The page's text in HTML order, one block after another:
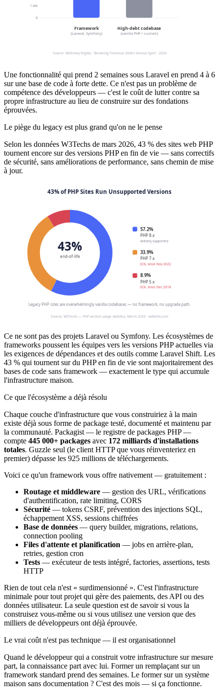
Une fonctionnalité qui prend 2 semaines sous Laravel en prend 4 à 6
sur une base de code à forte dette. Ce n'est pas un problème de
compétence des développeurs — c'est le coût de lutter contre sa
propre infrastructure au lieu de construire sur des fondations
éprouvées.
Le piège du legacy est plus grand qu'on ne le pense
Selon les données W3Techs de mars 2026, 43 % des sites web PHP
tournent encore sur des versions PHP en fin de vie — sans correctifs
de sécurité, sans améliorations de performance, sans chemin de mise
à jour.
Ce ne sont pas des projets Laravel ou Symfony. Les écosystèmes de
frameworks poussent les équipes vers les versions PHP actuelles via
les exigences de dépendances et des outils comme Laravel Shift. Les
43 % qui tournent sur du PHP en fin de vie sont majoritairement des
bases de code sans framework — exactement le type qui accumule
l'infrastructure maison.
Ce que l'écosystème a déjà résolu
Chaque couche d'infrastructure que vous construiriez à la main
existe déjà sous forme de package testé, documenté et maintenu par
la communauté. Packagist — le registre de packages PHP —
compte 445 000+ packages avec 172 milliards d'installations
totales. Guzzle seul (le client HTTP que vous réinventeriez en
premier) dépasse les 925 millions de téléchargements.
Voici ce qu'un framework vous offre nativement — gratuitement :
Routage et middleware — gestion des URL, vérifications
d'authentification, rate limiting, CORS
Sécurité — tokens CSRF, prévention des injections SQL,
échappement XSS, sessions chiffrées
Base de données — query builder, migrations, relations,
connection pooling
Files d'attente et planification — jobs en arrière-plan,
retries, gestion cron
Tests — exécuteur de tests intégré, factories, assertions, tests
HTTP
Rien de tout cela n'est « surdimensionné ». C'est l'infrastructure
minimale pour tout projet qui gère des paiements, des API ou des
données utilisateur. La seule question est de savoir si vous la
construisez vous-même ou si vous utilisez une version que des
milliers de développeurs ont déjà éprouvée.
Le vrai coût n'est pas technique — il est organisationnel
Quand le développeur qui a construit votre infrastructure sur mesure
part, la connaissance part avec lui. Former un remplaçant sur un
framework standard prend des semaines. Le former sur un système
maison sans documentation ? C'est des mois — si ça fonctionne.